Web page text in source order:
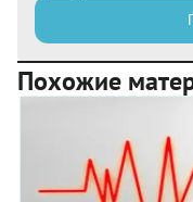
Похожие